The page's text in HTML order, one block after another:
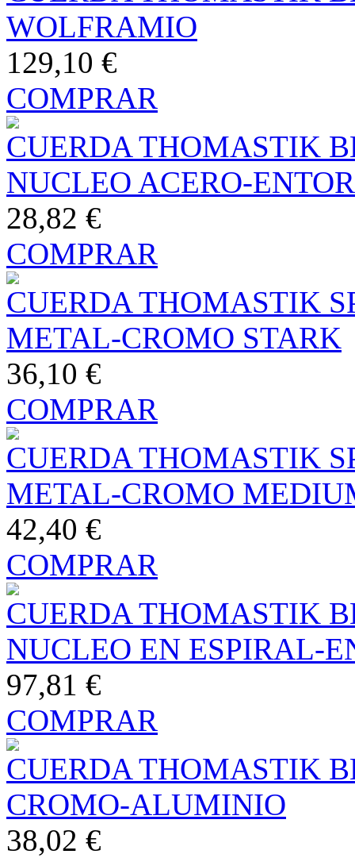
WOLFRAMIO
129,10 €
COMPRAR
CUERDA THOMASTIK
NUCLEO ACERO-
28,82 €
COMPRAR
CUERDA THOMASTIK
METAL-CROMO STARK
36,10 €
COMPRAR
CUERDA THOMASTIK
METAL-CROMO
42,40 €
COMPRAR
CUERDA THOMASTIK
NUCLEO EN ESPIRAL-
97,81 €
COMPRAR
CUERDA THOMASTIK
CROMO-ALUMINIO
38,02 €